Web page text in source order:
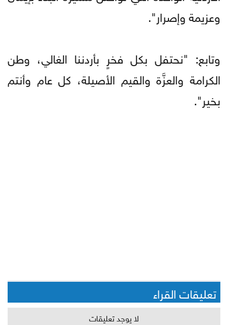
وعزيمة وإصرار".
وتابع: "نحتفل بكل فخرٍ بأردننا الغالي، وطن
الكرامة والعزَّة والقيم الأصيلة، كل عام وأنتم
بخير".
تعليقات القراء
لا يوجد تعليقات